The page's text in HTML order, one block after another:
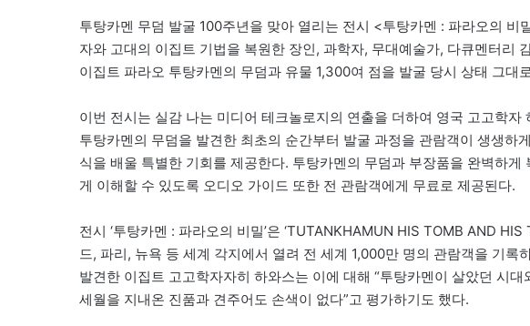
투탕카멘 무덤 발굴 100주년을 맞아 열리는 전시 <투탕카멘 : 파라오의
자와 고대의 이집트 기법을 복원한 장인, 과학자, 무대예술가, 다큐멘터리
이집트 파라오 투탕카멘의 무덤과 유물 1,300여 점을 발굴 당시 상태 그대
이번 전시는 실감 나는 미디어 테크놀로지의 연출을 더하여 영국 고고학
투탕카멘의 무덤을 발견한 최초의 순간부터 발굴 과정을 관람객이 생생하
식을 배울 특별한 기회를 제공한다. 투탕카멘의 무덤과 부장품을 완벽하
게 이해할 수 있도록 오디오 가이드 또한 전 관람객에게 무료로 제공된다.
전시 ‘투탕카멘 : 파라오의 비밀’은 ‘TUTANKHAMUN HIS TOMB AND
드, 파리, 뉴욕 등 세계 각지에서 열려 전 세계 1,000만 명의 관람객을 기록
발견한 이집트 고고학자자히 하와스는 이에 대해 “투탕카멘이 살았던 시
세월을 지내온 진품과 견주어도 손색이 없다”고 평가하기도 했다.